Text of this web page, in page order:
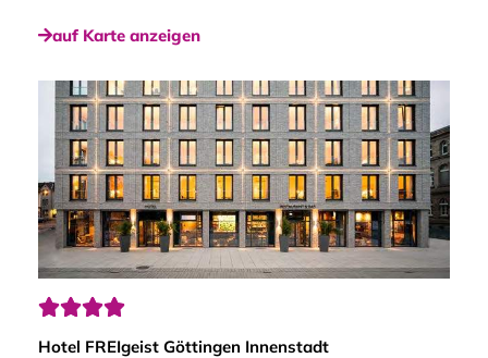
auf Karte anzeigen

Hotel FREIgeist Göttingen Innenstadt